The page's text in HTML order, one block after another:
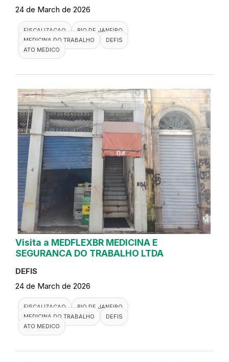
24 de March de 2026
FISCALIZACAO
RIO DE JANEIRO
MEDICINA DO TRABALHO
DEFIS
ATO MEDICO
Visita a MEDFLEXBR MEDICINA E
SEGURANCA DO TRABALHO LTDA
DEFIS
24 de March de 2026
FISCALIZACAO
RIO DE JANEIRO
MEDICINA DO TRABALHO
DEFIS
ATO MEDICO